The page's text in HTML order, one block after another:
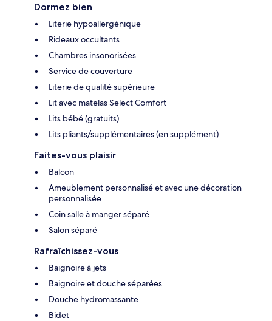
Dormez bien
Literie hypoallergénique
Rideaux occultants
Chambres insonorisées
Service de couverture
Literie de qualité supérieure
Lit avec matelas Select Comfort
Lits bébé (gratuits)
Lits pliants/supplémentaires (en supplément)
Faites-vous plaisir
Balcon
Ameublement personnalisé et avec une décoration
personnalisée
Coin salle à manger séparé
Salon séparé
Rafraîchissez-vous
Baignoire à jets
Baignoire et douche séparées
Douche hydromassante
Bidet